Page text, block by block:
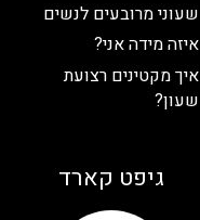
שעוני מרובעים לנשים
איזה מידה אני?
איך מקטינים רצועת
שעון?
גיפט קארד